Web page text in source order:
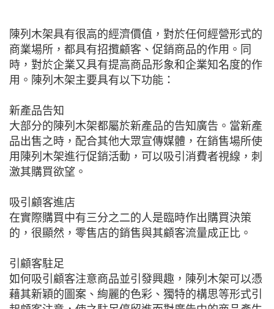
陳列木架具有很高的經濟價值，對於任何經營形式的
商業場所，都具有招攬顧客、促銷商品的作用。同
時，對於企業又具有提高商品形象和企業知名度的作
用。陳列木架主要具有以下功能：
新產品告知
大部分的陳列木架都屬於新產品的告知廣告。當新產
品出售之時，配合其他大眾宣傳媒體，在銷售場所使
用陳列木架進行促銷活動，可以吸引消費者視線，刺
激其購買欲望。
吸引顧客進店
在實際購買中有三分之二的人是臨時作出購買決策
的，很顯然，零售店的銷售與其顧客流量成正比。
引顧客駐足
如何吸引顧客注意商品並引發興趣，陳列木架可以憑
藉其新穎的圖案、絢麗的色彩、獨特的構思等形式引